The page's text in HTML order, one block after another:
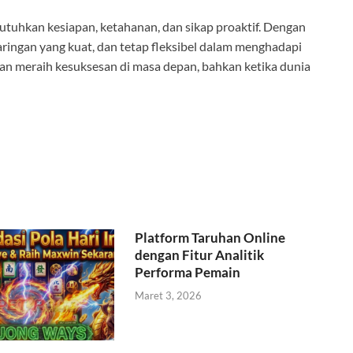
kesiapan, ketahanan, dan sikap proaktif. Dengan
yang kuat, dan tetap fleksibel dalam menghadapi
meraih kesuksesan di masa depan, bahkan ketika dunia
Platform Taruhan Online
dengan Fitur Analitik
Performa Pemain
Maret 3, 2026